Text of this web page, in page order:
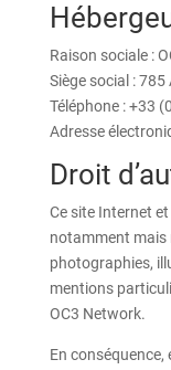
Raison sociale :
Siège social :
Téléphone : +33
Adresse
Droit
Ce site Internet
notamment mais
photographies,
mentions
OC3 Network.
En